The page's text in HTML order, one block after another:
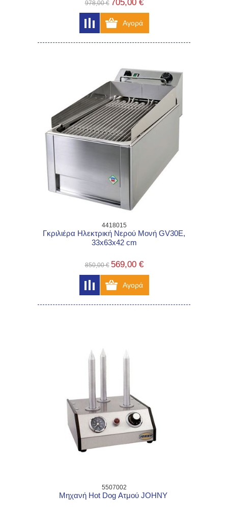
978,00 € 705,00 €
4418015
Γκριλιέρα Ηλεκτρική Νερού Μονή GV30E,
33x63x42 cm
850,00 € 569,00 €
5507002
Μηχανή Hot Dog Ατμού JOHNY